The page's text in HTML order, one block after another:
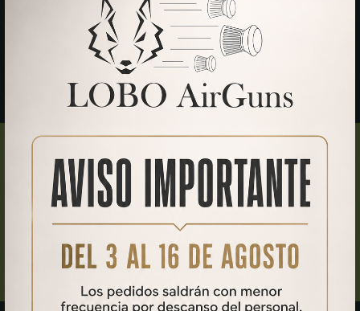
HISTORIA
La fundación de nuestra
armería online
Entonces llegó la gran pregunta: ¿y sicreamos nuestra
propia carabina PCP
? Sabíamos que no era solo cuestión
de juntar cilindros, tornillos y juntas. Era un trabajo de diseño
minucioso y mecanizado impecable. Pero, con nuestra
experiencia y pasión, estábamos seguros de que podíamos
lograrlo.